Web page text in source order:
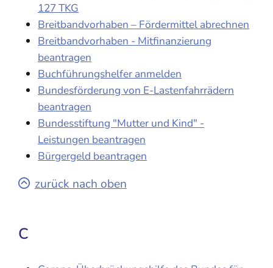
127 TKG
Breitbandvorhaben – Fördermittel abrechnen
Breitbandvorhaben - Mitfinanzierung
beantragen
Buchführungshelfer anmelden
Bundesförderung von E-Lastenfahrrädern
beantragen
Bundesstiftung "Mutter und Kind" -
Leistungen beantragen
Bürgergeld beantragen
zurück nach oben
C